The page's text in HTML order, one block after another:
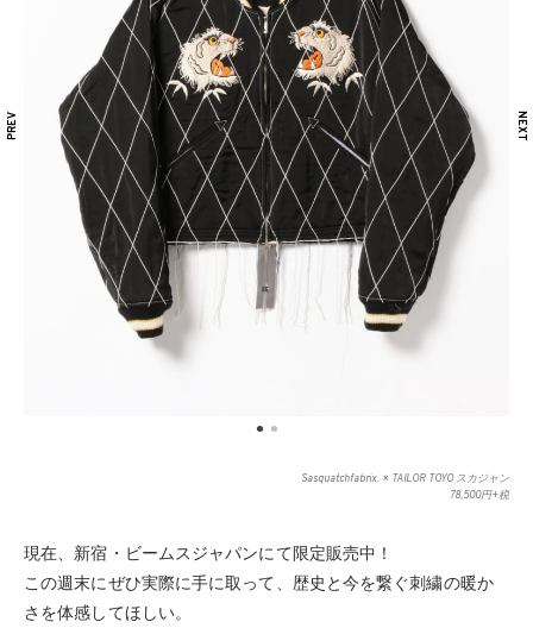
Sasquatchfabrix. × TAILOR TOYO スカジャン
78,500円+税
現在、新宿・ビームスジャパンにて限定販売中！
この週末にぜひ実際に手に取って、歴史と今を繋ぐ刺繍の暖か
さを体感してほしい。